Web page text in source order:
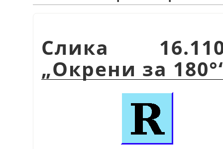
Слика
„Окрени за